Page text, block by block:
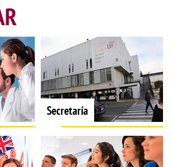
Secretaría